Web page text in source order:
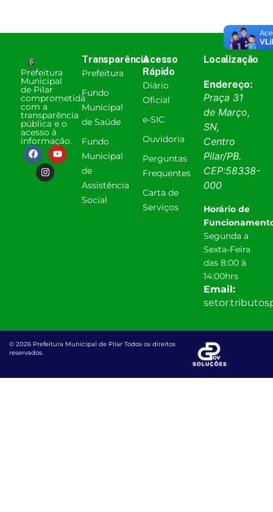
Prefeitura
Municipal
de Pilar
comprometida
com a
transparência
pública e o
acesso à
informação.
Transparência
Prefeitura
Fundo
Municipal
de Saúde
Fundo
Municipal
de
Assistência
Social
Acesso
Rápido
Diário
Oficial
e-SIC
Ouvidoria
Perguntas
Frequentes
Carta de
Serviços
Localização
Endereço:
Praça 31
de Março,
SN,
Centro
Pilar/PB.
CEP:58338-
000
Horário de
Segunda a
Sexta-Feira
das 8:00 à
14:00hrs
Email:
© 2026 Prefeitura Municipal de Pilar Todos os direitos
reservados.